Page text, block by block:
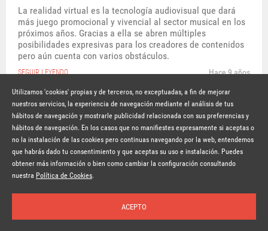
Inicio Temas Autores Nosotros Buscar Suscríbete
La realidad virtual es la tecnología audiovisual que dará
más juego promocional y vivencial al sector musical en los
próximos años. Gracias a ella se abren múltiples
posibilidades expresivas para los creadores de contenidos
pero aún cuenta con varios obstáculos.
SEGUIR LEYENDO Hace 9 años
Suscríbete a la newsletter
© Copyright Lavinia 2026 –www.lavinia.tc
Nota Legal
Contacto Política de privacidad
Condiciones de uso
Utilizamos 'cookies' propias y de terceros, no exceptuadas, a fin de mejorar
nuestros servicios, la experiencia de navegación mediante el análisis de tus
hábitos de navegación y mostrarle publicidad relacionada con sus preferencias y
hábitos de navegación. En los casos que no manifiestes expresamente si aceptas o
no la instalación de las cookies pero continuas navegando por la web, entendemos
que habrás dado tu consentimiento y que aceptas su uso e instalación. Puedes
obtener más información o bien como cambiar la configuración consultando
nuestra Política de Cookies.
ACEPTO